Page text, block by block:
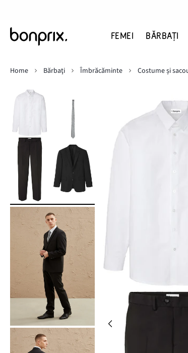
FEMEI BĂRBAŢI
Home
Bărbaţi Îmbrăcăminte Costume și